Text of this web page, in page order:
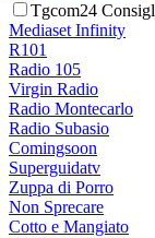
Tgcom24
Mediaset Infinity
R101
Radio 105
Virgin Radio
Radio Montecarlo
Radio Subasio
Comingsoon
Superguidatv
Zuppa di Porro
Non Sprecare
Cotto e Mangiato